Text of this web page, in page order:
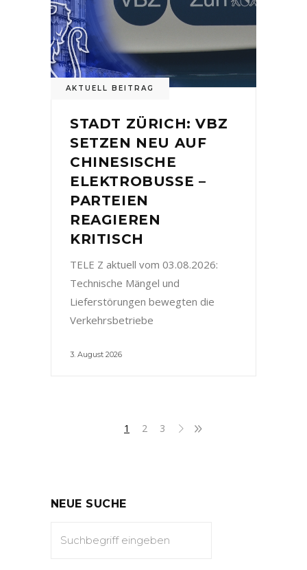
AKTUELL BEITRAG
STADT ZÜRICH: VBZ
SETZEN NEU AUF
CHINESISCHE
ELEKTROBUSSE –
PARTEIEN
REAGIEREN
KRITISCH
TELE Z aktuell vom 03.08.2026:
Technische Mängel und
Lieferstörungen bewegten die
Verkehrsbetriebe
3. August 2026
1 2 3
NEUE SUCHE